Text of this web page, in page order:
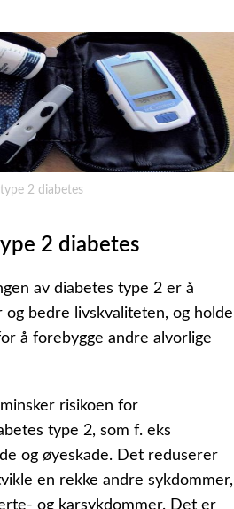
2 diabetes
2 diabetes
av diabetes type 2 er å
bedre livskvaliteten, og holde
å forebygge andre alvorlige
risikoen for
type 2, som f. eks
og øyeskade. Det reduserer
en rekke andre sykdommer,
og karsykdommer. Det er